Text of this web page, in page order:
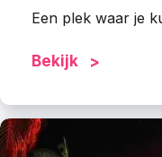
Een plek waar je
Bekijk